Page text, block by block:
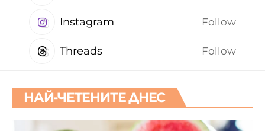
Instagram Follow
Threads Follow
НАЙ-ЧЕТЕНИТЕ ДНЕС